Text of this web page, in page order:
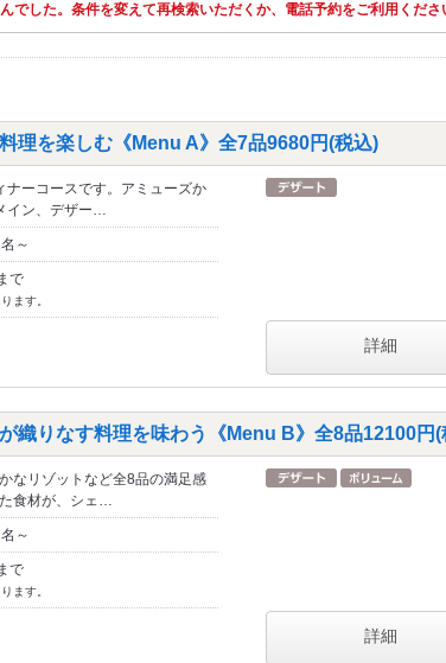
した。条件を変えて再検索いただくか、電話予約をご利用くださ
理を楽しむ《Menu A》全7品9680円(税込)
ーコースです。アミューズか
イン、デザー…
～
で
ます。
詳細
織りなす料理を味わう《Menu B》全8品12100円(
なリゾットなど全8品の満足感
食材が、シェ…
～
で
ます。
詳細